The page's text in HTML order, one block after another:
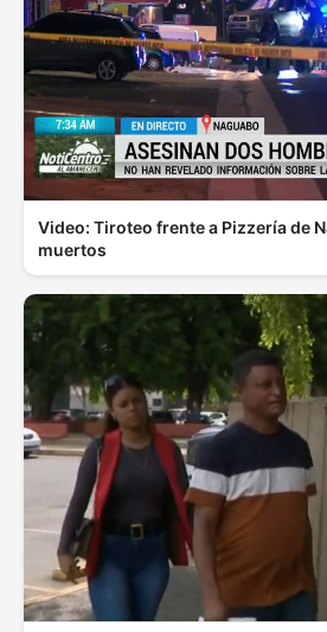
Video: Tiroteo frente a Pizzería de
muertos